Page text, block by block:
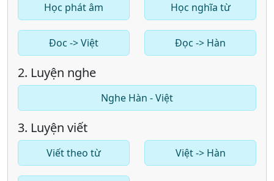
Học phát âm Học nghĩa từ
Đoc -> Việt Đọc -> Hàn
2. Luyện nghe
Nghe Hàn - Việt
3. Luyện viết
Viết theo từ Việt -> Hàn